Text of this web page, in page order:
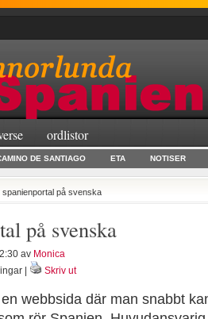
ordlistor
DE SANTIAGO ETA NOTISER
spanienportal på svenska
på svenska
av Monica
| Skriv ut
webbsida där man snabbt